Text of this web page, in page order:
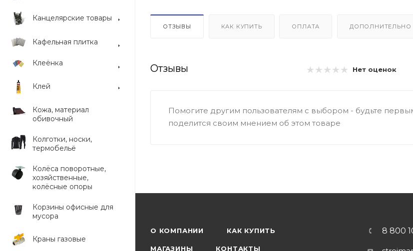
Канцелярские товары
Кафельная плитка
Клеёнка
Клей
Кожа, материал
обивочный
Колготки, носки,
термобельё
Колёса поворотные,
хозяйственные,
колёсные опоры
Корзины офисные для
мусора
Краны газовые
ОТЗЫВЫ КАК КУПИТЬ ОПЛАТА ДОПОЛНИТЕЛЬНО
Отзывы Нет оценок
Помогите другим пользователям с выбором - будьте
поделится своим мнением об этом товаре
О КОМПАНИИ КАК КУПИТЬ
МАГАЗИНЫ КОНТАКТЫ
8 800